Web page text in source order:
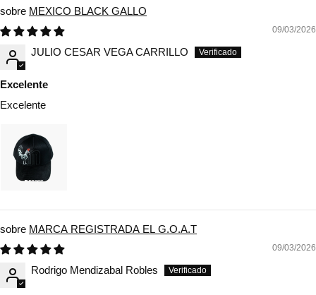
MEXICO BLACK GALLO
09/03/2026
JULIO CESAR VEGA CARRILLO
Excelente
Excelente
MARCA REGISTRADA EL G.O.A.T
09/03/2026
Rodrigo Mendizabal Robles